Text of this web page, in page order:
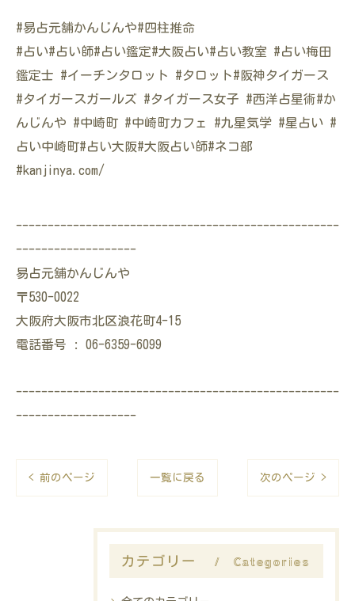
#易占元舗かんじんや#四柱推命
#占い#占い師#占い鑑定#大阪占い#占い教室 #占い梅田
鑑定士 #イーチンタロット #タロット#阪神タイガース
#タイガースガールズ #タイガース女子 #西洋占星術#か
んじんや #中崎町 #中崎町カフェ #九星気学 #星占い #
占い中崎町#占い大阪#大阪占い師#ネコ部
#kanjinya.com/
---------------------------------------------------
-------------------
易占元舖かんじんや
〒530-0022
大阪府大阪市北区浪花町4-15
電話番号 : 06-6359-6099
---------------------------------------------------
-------------------
< 前のページ 一覧に戻る 次のページ >
カテゴリー Categories